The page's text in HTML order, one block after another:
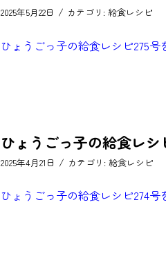
2025年5月22日 / カテゴリ:給食レシピ
ひょうごっ子の給食レシピ275号
ひょうごっ子の給食レシ
2025年4月21日 / カテゴリ:給食レシピ
ひょうごっ子の給食レシピ274号